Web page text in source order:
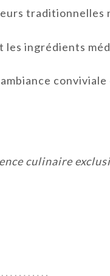
traditionnelles
les ingrédients
culinaire